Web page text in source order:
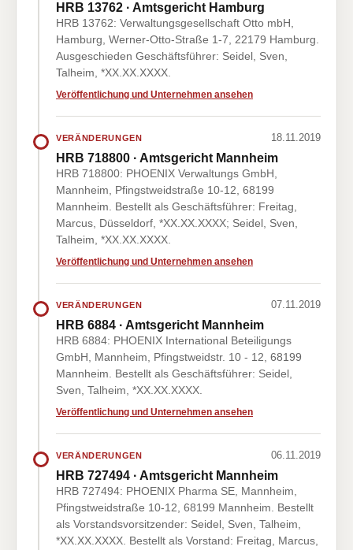
HRB 13762 · Amtsgericht Hamburg
HRB 13762: Verwaltungsgesellschaft Otto mbH,
Hamburg, Werner-Otto-Straße 1-7, 22179 Hamburg.
Ausgeschieden Geschäftsführer: Seidel, Sven,
Talheim, *XX.XX.XXXX.
Veröffentlichung und Unternehmen ansehen
VERÄNDERUNGEN 18.11.2019
HRB 718800 · Amtsgericht Mannheim
HRB 718800: PHOENIX Verwaltungs GmbH,
Mannheim, Pfingstweidstraße 10-12, 68199
Mannheim. Bestellt als Geschäftsführer: Freitag,
Marcus, Düsseldorf, *XX.XX.XXXX; Seidel, Sven,
Talheim, *XX.XX.XXXX.
Veröffentlichung und Unternehmen ansehen
VERÄNDERUNGEN 07.11.2019
HRB 6884 · Amtsgericht Mannheim
HRB 6884: PHOENIX International Beteiligungs
GmbH, Mannheim, Pfingstweidstr. 10 - 12, 68199
Mannheim. Bestellt als Geschäftsführer: Seidel,
Sven, Talheim, *XX.XX.XXXX.
Veröffentlichung und Unternehmen ansehen
VERÄNDERUNGEN 06.11.2019
HRB 727494 · Amtsgericht Mannheim
HRB 727494: PHOENIX Pharma SE, Mannheim,
Pfingstweidstraße 10-12, 68199 Mannheim. Bestellt
als Vorstandsvorsitzender: Seidel, Sven, Talheim,
*XX.XX.XXXX. Bestellt als Vorstand: Freitag, Marcus,